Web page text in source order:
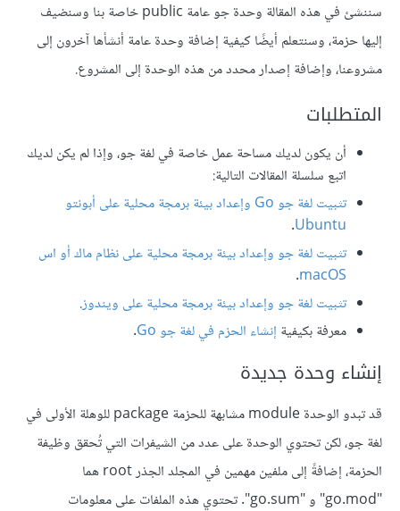
سننشئ في هذه المقالة وحدة جو عامة public خاصة بنا وسنضيف
إليها حزمة، وسنتعلم أيضًا كيفية إضافة وحدة عامة أنشأها آخرون إلى
مشروعنا، وإضافة إصدار محدد من هذه الوحدة إلى المشروع.
المتطلبات
أن يكون لديك مساحة عمل خاصة في لغة جو، وإذا لم يكن لديك
اتبع سلسلة المقالات التالية:
تثبيت لغة جو Go وإعداد بيئة برمجة محلية على أبونتو
Ubuntu
.
تثبيت لغة جو وإعداد بيئة برمجة محلية على نظام ماك أو اس
macOS
.
تثبيت لغة جو وإعداد بيئة برمجة محلية على ويندوز.
معرفة بكيفية إنشاء الحزم في لغة جو Go .
إنشاء وحدة جديدة
قد تبدو الوحدة module مشابهة للحزمة package للوهلة الأولى في
لغة جو، لكن تحتوي الوحدة على عدد من الشيفرات التي تُحقق وظيفة
الحزمة، إضافةً إلى ملفين مهمين في المجلد الجذر root هما
"go.mod" و "go.sum". تحتوي هذه الملفات على معلومات